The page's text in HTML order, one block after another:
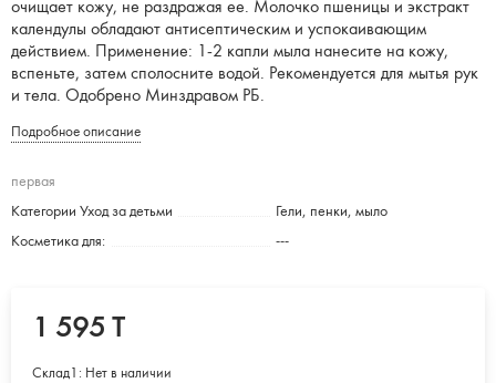
очищает кожу, не раздражая ее. Молочко пшеницы и экстракт
календулы обладают антисептическим и успокаивающим
действием. Применение: 1-2 капли мыла нанесите на кожу,
вспеньте, затем сполосните водой. Рекомендуется для мытья рук
и тела. Одобрено Минздравом РБ.
Подробное описание
первая
Категории Уход за детьми Гели, пенки, мыло
Косметика для: ---
1 595 T
Склад1: Нет в наличии